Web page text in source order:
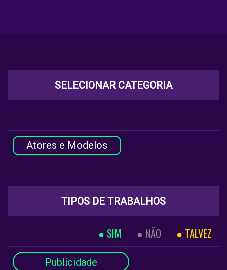
SELECIONAR CATEGORIA
Atores e Modelos
TIPOS DE TRABALHOS
SIM NÃO TALVEZ
Publicidade